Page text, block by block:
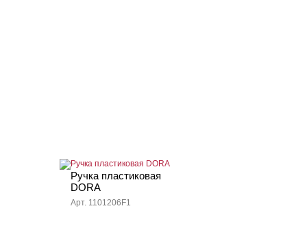
Ручка пластиковая
DORA
Арт. 1101206F1